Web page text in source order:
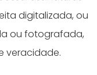
digitalizada, ou
ou fotografada,
veracidade.